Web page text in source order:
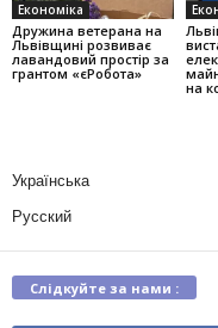
Економіка
Дружина ветерана на
Львівщині розвиває
лавандовий простір за
грантом «єРобота»
на
Українська
Русский
Слідкуйте за нами :